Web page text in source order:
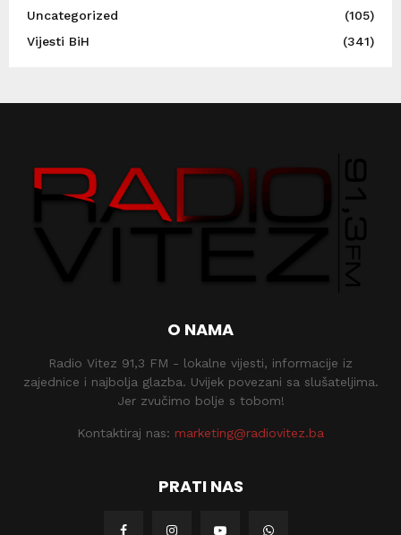
Uncategorized
(105)
Vijesti BiH
(341)
O NAMA
Radio Vitez 91,3 FM - lokalne vijesti, informacije iz
zajednice i najbolja glazba. Uvijek povezani sa slušateljima.
Jer zvučimo bolje s tobom!
Kontaktiraj nas: marketing@radiovitez.ba
PRATI NAS